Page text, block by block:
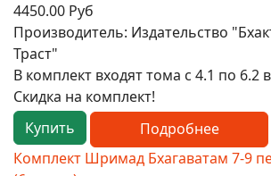
4450.00 Руб
Производитель: Издательство
Траст"
В комплект входят тома с 4.1 по 6.2
Скидка на комплект!
Купить
Подробнее
Комплект Шримад Бхагаватам 7-9